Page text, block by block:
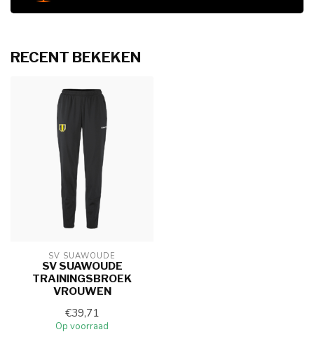
RECENT BEKEKEN
SV SUAWOUDE
SV SUAWOUDE
TRAININGSBROEK
VROUWEN
€39,71
Op voorraad